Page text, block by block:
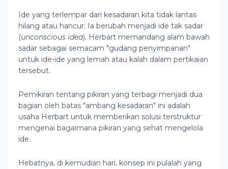
Ide yang terlempar dari kesadaran kita tidak lantas
hilang atau hancur. Ia berubah menjadi ide tak sadar
(unconscious idea). Herbart memandang alam bawah
sadar sebagai semacam "gudang penyimpanan"
untuk ide-ide yang lemah atau kalah dalam pertikaian
tersebut.
Pemikiran tentang pikiran yang terbagi menjadi dua
bagian oleh batas "ambang kesadaran" ini adalah
usaha Herbart untuk memberikan solusi terstruktur
mengenai bagaimana pikiran yang sehat mengelola
ide.
Hebatnya, di kemudian hari, konsep ini pulalah yang